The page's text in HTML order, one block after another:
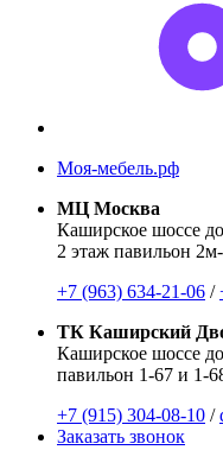
Моя-мебель.рф
МЦ Москва
Каширское шоссе
2 этаж павильон
+7 (963) 634-21-06 /
ТК Каширский
Каширское шоссе
павильон 1-67 и 1-
+7 (915) 304-08-10 /
Заказать звонок